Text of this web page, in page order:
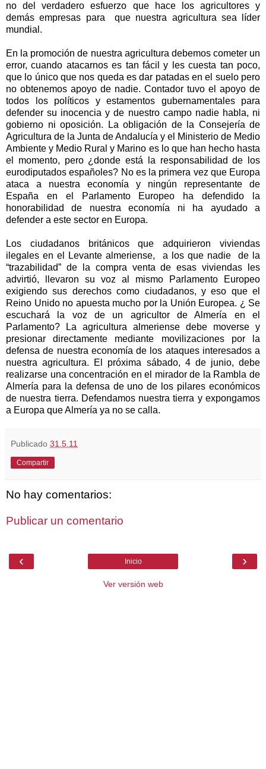
no del verdadero esfuerzo que hace los agricultores y
demás empresas para que nuestra agricultura sea líder
mundial.
En la promoción de nuestra agricultura debemos cometer un
error, cuando atacarnos es tan fácil y les cuesta tan poco,
que lo único que nos queda es dar patadas en el suelo pero
no obtenemos apoyo de nadie. Contador tuvo el apoyo de
todos los políticos y estamentos gubernamentales para
defender su inocencia y de nuestro campo nadie habla, ni
gobierno ni oposición. La obligación de la Consejería de
Agricultura de la Junta de Andalucía y el Ministerio de Medio
Ambiente y Medio Rural y Marino es lo que han hecho hasta
el momento, pero ¿donde está la responsabilidad de los
eurodiputados españoles? No es la primera vez que Europa
ataca a nuestra economía y ningún representante de
España en el Parlamento Europeo ha defendido la
honorabilidad de nuestra economía ni ha ayudado a
defender a este sector en Europa.
Los ciudadanos británicos que adquirieron viviendas
ilegales en el Levante almeriense, a los que nadie de la
“trazabilidad” de la compra venta de esas viviendas les
advirtió, llevaron su voz al mismo Parlamento Europeo
exigiendo sus derechos como ciudadanos, y eso que el
Reino Unido no apuesta mucho por la Unión Europea. ¿ Se
escuchará la voz de un agricultor de Almería en el
Parlamento? La agricultura almeriense debe moverse y
presionar directamente mediante movilizaciones por la
defensa de nuestra economía de los ataques interesados a
nuestra agricultura. El próxima sábado, 4 de junio, debe
realizarse una concentración en el mirador de la Rambla de
Almería para la defensa de uno de los pilares económicos
de nuestra tierra. Defendamos nuestra tierra y expongamos
a Europa que Almería ya no se calla.
Publicado 31.5.11
Compartir
No hay comentarios:
Publicar un comentario
‹ ›
Inicio
Ver versión web